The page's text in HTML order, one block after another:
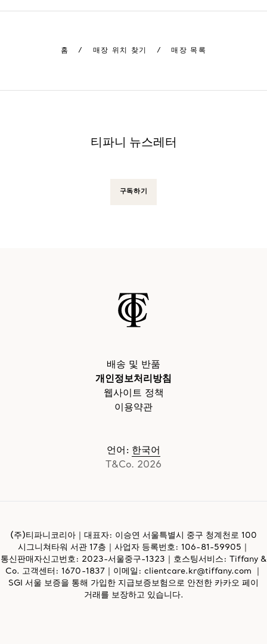
홈 / 매장 위치 찾기 / 매장 목록
티파니 뉴스레터
구독하기
배송 및 반품
개인정보처리방침
웹사이트 정책
이용약관
언어 : 한국어
T&Co. 2026
(주)티파니코리아｜대표자: 이승연 서울특별시 중구 청계천로 100
시그니쳐타워 서관 17층｜사업자 등록번호: 106-81-59905
통신판매자신고번호: 2023-서울중구-1323｜호스팅서비스: Tiffany &
Co. 고객센터: 1670-1837｜이메일: clientcare.kr@tiffany.com
SGI 서울 보증을 통해 가입한 지급보증보험으로 안전한 카카오 페이
거래를 보장하고 있습니다.